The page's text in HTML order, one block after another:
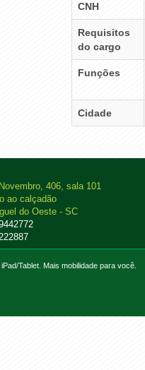
CNH
Requisitos
do cargo
Funções
Cidade
406, sala 101
ao calçadão
do Oeste - SC
Tablet. Mais mobilidade para você.